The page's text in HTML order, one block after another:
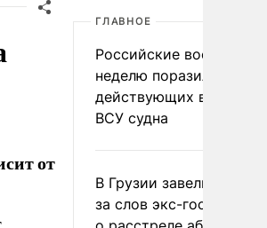
от
ГЛАВНОЕ
Российские военные за
неделю поразили 34
действующих в
ВСУ судна
В Грузии завели дело
за слов экс-